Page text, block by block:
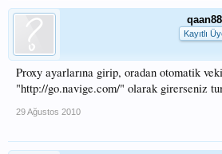
qaan88
Kayıtlı
Proxy ayarlarına girip, oradan otomatik
"http://go.navige.com/" olarak girerseniz
29 Ağustos 2010